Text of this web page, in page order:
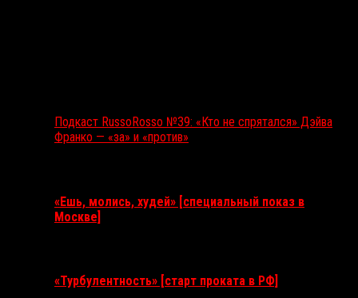
Подкаст RussoRosso №39: «Кто не спрятался» Дэйва
Франко — «за» и «против»
«Ешь, молись, худей» [специальный показ в
Москве]
«Турбулентность» [старт проката в РФ]